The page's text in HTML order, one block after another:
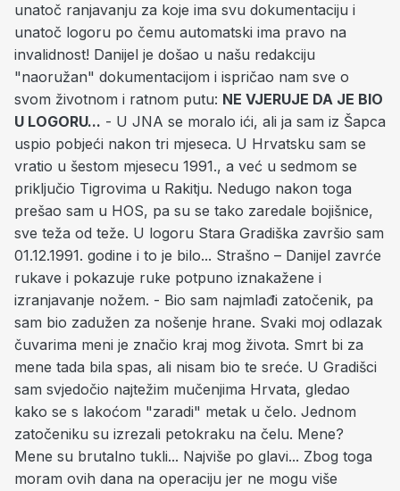
unatoč ranjavanju za koje ima svu dokumentaciju i
unatoč logoru po čemu automatski ima pravo na
invalidnost! Danijel je došao u našu redakciju
"naoružan" dokumentacijom i ispričao nam sve o
svom životnom i ratnom putu: NE VJERUJE DA JE BIO
U LOGORU... - U JNA se moralo ići, ali ja sam iz Šapca
uspio pobjeći nakon tri mjeseca. U Hrvatsku sam se
vratio u šestom mjesecu 1991., a već u sedmom se
priključio Tigrovima u Rakitju. Nedugo nakon toga
prešao sam u HOS, pa su se tako zaredale bojišnice,
sve teža od teže. U logoru Stara Gradiška završio sam
01.12.1991. godine i to je bilo... Strašno – Danijel zavrće
rukave i pokazuje ruke potpuno iznakažene i
izranjavanje nožem. - Bio sam najmlađi zatočenik, pa
sam bio zadužen za nošenje hrane. Svaki moj odlazak
čuvarima meni je značio kraj mog života. Smrt bi za
mene tada bila spas, ali nisam bio te sreće. U Gradišci
sam svjedočio najtežim mučenjima Hrvata, gledao
kako se s lakoćom "zaradi" metak u čelo. Jednom
zatočeniku su izrezali petokraku na čelu. Mene?
Mene su brutalno tukli... Najviše po glavi... Zbog toga
moram ovih dana na operaciju jer ne mogu više